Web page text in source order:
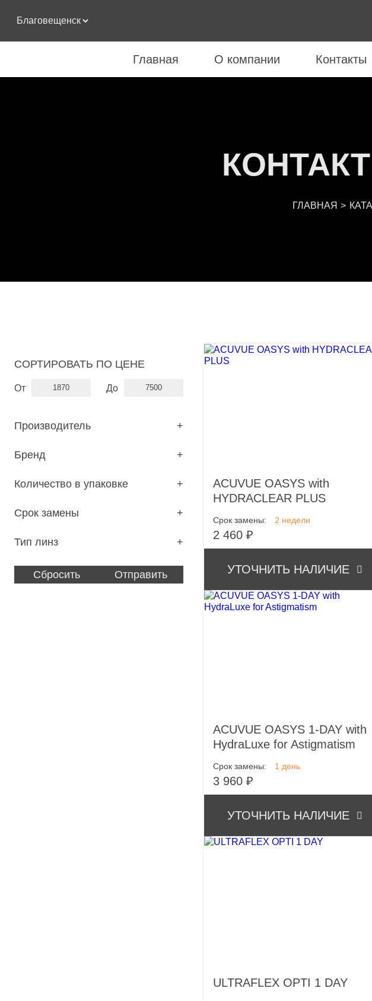
Главная О компании Контакты
ГЛАВНАЯ
СОРТИРОВАТЬ ПО ЦЕНЕ
От До
Производитель
Бренд
Количество в упаковке
Срок замены
Тип линз
Сбросить Отправить
ACUVUE OASYS with
HYDRACLEAR PLUS
Срок замены: 2 недели
2 460 ₽
УТОЧНИТЬ НАЛИЧИЕ
ACUVUE OASYS 1-DAY with
HydraLuxe for Astigmatism
Срок замены: 1 день
3 960 ₽
УТОЧНИТЬ НАЛИЧИЕ
ULTRAFLEX OPTI 1 DAY